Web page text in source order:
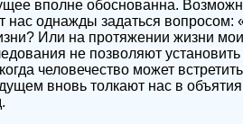
вполне обоснованна.
нас однажды задаться вопросом:
Или на протяжении жизни
не позволяют
человечество может
вновь толкают нас в